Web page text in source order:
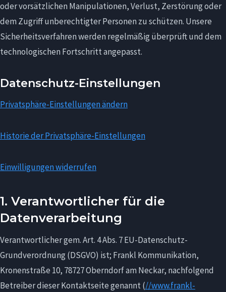
oder vorsätzlichen Manipulationen, Verlust, Zerstörung oder
dem Zugriff unberechtigter Personen zu schützen. Unsere
Sicherheitsverfahren werden regelmäßig überprüft und dem
technologischen Fortschritt angepasst.
Datenschutz-Einstellungen
Privatsphäre-Einstellungen ändern
Historie der Privatsphäre-Einstellungen
Einwilligungen widerrufen
1. Verantwortlicher für die
Datenverarbeitung
Verantwortlicher gem. Art. 4 Abs. 7 EU-Datenschutz-
Grundverordnung (DSGVO) ist; Frankl Kommunikation,
Kronenstraße 10, 78727 Oberndorf am Neckar, nachfolgend
Betreiber dieser Kontaktseite genannt (//www.frankl-